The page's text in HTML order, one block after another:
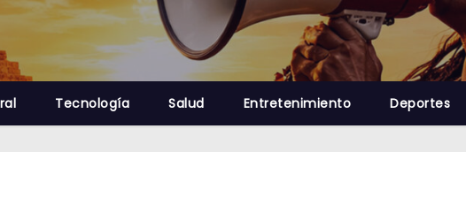
Tecnología Salud Entretenimiento Deportes